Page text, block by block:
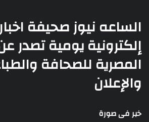
الساعه نيوز صحيفة
إلكترونية يومية تصدر
المصرية للصحافة
والإعلان
خبر فى صورة